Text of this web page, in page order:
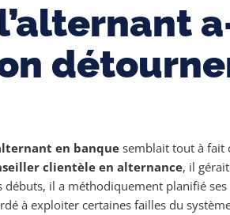
en banquesemblait tout à fait
clientèle en alternance, il
débuts, il a méthodiquement planifié ses
à exploiter certaines failles du